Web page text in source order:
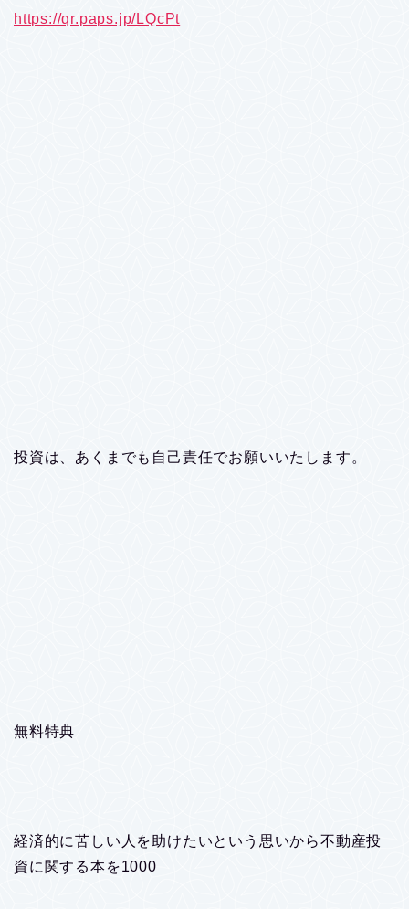
https://qr.paps.jp/LQcPt
投資は、あくまでも自己責任でお願いいたします。
無料特典
経済的に苦しい人を助けたいという思いから不動産投
資に関する本を1000